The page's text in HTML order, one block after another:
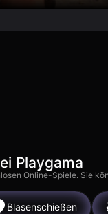
Playgama
Online-Spiele. Sie
Blasenschießen